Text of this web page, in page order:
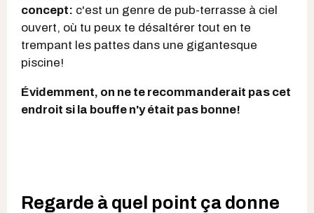
concept: c'est un genre de pub-terrasse à ciel
ouvert, où tu peux te désaltérer tout en te
trempant les pattes dans une gigantesque
piscine!
Évidemment, on ne te recommanderait pas cet
endroit si la bouffe n'y était pas bonne!
Regarde à quel point ça donne